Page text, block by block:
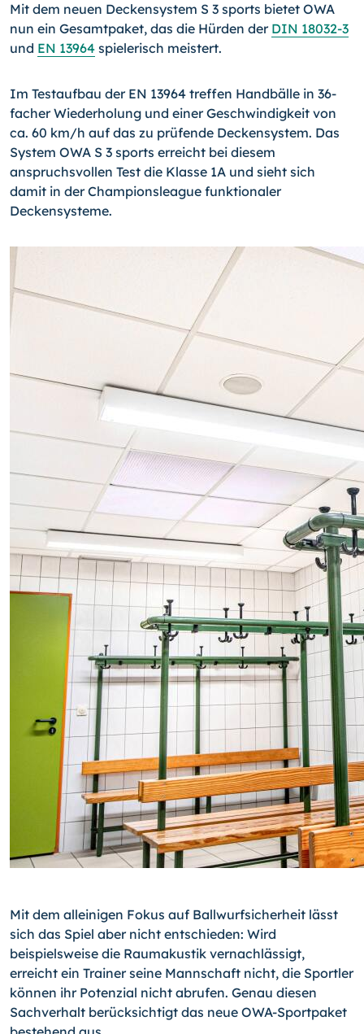
Mit dem neuen Deckensystem S 3 sports bietet OWA
nun ein Gesamtpaket, das die Hürden der DIN 18032-3
und EN 13964 spielerisch meistert.
Im Testaufbau der EN 13964 treffen Handbälle in 36-
facher Wiederholung und einer Geschwindigkeit von
ca. 60 km/h auf das zu prüfende Deckensystem. Das
System OWA S 3 sports erreicht bei diesem
anspruchsvollen Test die Klasse 1A und sieht sich
damit in der Championsleague funktionaler
Deckensysteme.
Mit dem alleinigen Fokus auf Ballwurfsicherheit lässt
sich das Spiel aber nicht entschieden: Wird
beispielsweise die Raumakustik vernachlässigt,
erreicht ein Trainer seine Mannschaft nicht, die Sportler
können ihr Potenzial nicht abrufen. Genau diesen
Sachverhalt berücksichtigt das neue OWA-Sportpaket